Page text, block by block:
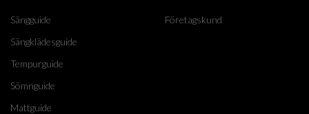
Sängguide
Sängklädesguide
Tempurguide
Sömnguide
Mattguide
Företagskund